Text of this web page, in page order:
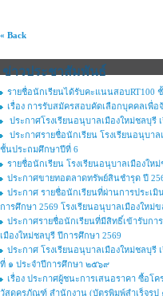
« Back
ข่าวประชาสัมพันธ์
รายชื่อนักเรียนได้รับคะแนนสอบRT100
เรื่อง การรับสมัครสอบคัดเลือกบุคคลเพื่อ
ประกาศโรงเรียนอนุบาลเมืองใหม่ชลบุ
ประกาศรายชื่อนักเรียน โรงเรียนอนุบา
ชั้นประถมศึกษาปีที่ 6
รายชื่อนักเรียน โรงเรียนอนุบาลเมืองใ
ประกาศขายทอตลาดทรัพย์สินชำรุด ปี
ประกาศ รายชื่อนักเรียนที่ผ่านการประ
การศึกษา 2569 โรงเรียนอนุบาลเมืองใหม่
ประกาศรายชื่อนักเรียนที่มีสิทธิ์เข้ารับก
เมืองใหม่ชลบุรี ปีการศึกษา 2569
ประกาศ โรงเรียนอนุบาลเมืองใหม่ชลบุรี
ที่ ๑ ประจำปีการศึกษา ๒๕๖๙
เรื่อง ประกาศผู้ชนะการเสนอราคา ซื้อโ
วัสดุครุภัณฑ์ สำนักงาน (บัตรพิมพ์สำเร็จรูป